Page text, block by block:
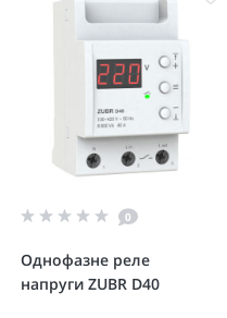
0
Однофазне реле
напруги ZUBR D40